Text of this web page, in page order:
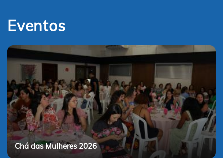
Eventos
Chá das Mulheres 2026